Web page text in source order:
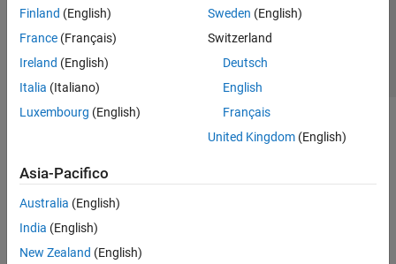
Finland (English)
France (Français)
Ireland (English)
Italia (Italiano)
Luxembourg (English)
Sweden (English)
Switzerland
Deutsch
English
Français
United Kingdom(English)
Asia-Pacifico
Australia (English)
India (English)
New Zealand (English)